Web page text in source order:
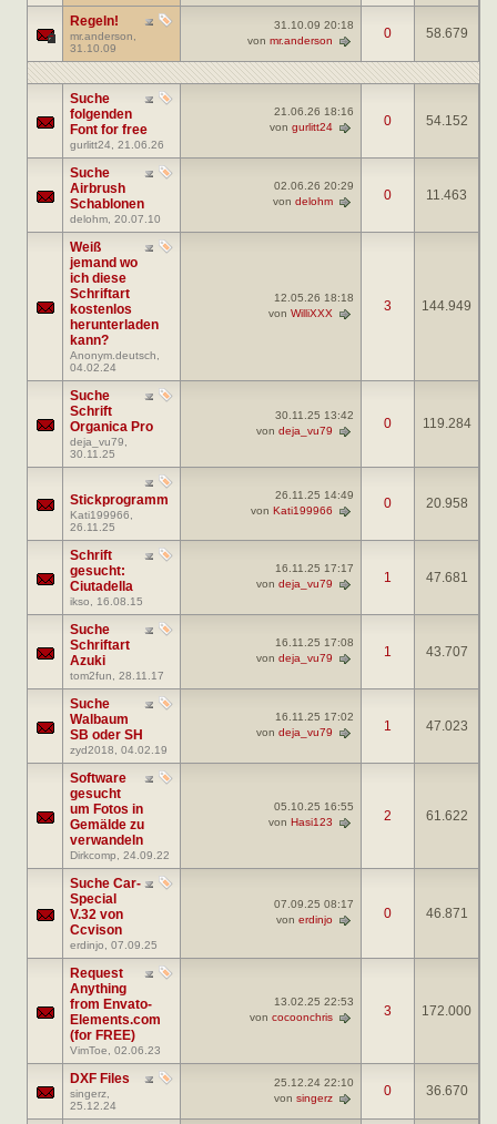
Regeln!
mr.anderson
31.10.09
31.10.09 20:18
von mr.anderson 0 58.679
Suche
folgenden
Font for free
gurlitt24 , 21.06.26
21.06.26 18:16
von gurlitt24 0 54.152
Suche
Airbrush
Schablonen
delohm , 20.07.10
02.06.26 20:29
von delohm 0 11.463
Weiß
jemand wo
ich diese
Schriftart
kostenlos
herunterladen
kann?
Anonym.deutsch
04.02.24
12.05.26 18:18
von WilliXXX 3 144.949
Suche
Schrift
Organica Pro
deja_vu79
30.11.25
30.11.25 13:42
von deja_vu79 0 119.284
Stickprogramm
Kati199966
26.11.25
26.11.25 14:49
von Kati199966 0 20.958
Schrift
gesucht:
Ciutadella
ikso , 16.08.15
16.11.25 17:17
von deja_vu79 1 47.681
Suche
Schriftart
Azuki
tom2fun , 28.11.17
16.11.25 17:08
von deja_vu79 1 43.707
Suche
Walbaum
SB oder SH
zyd2018 , 04.02.19
16.11.25 17:02
von deja_vu79 1 47.023
Software
gesucht
um Fotos in
Gemälde zu
verwandeln
Dirkcomp , 24.09.22
05.10.25 16:55
von Hasi123 2 61.622
Suche Car-
Special
V.32 von
Ccvison
erdinjo , 07.09.25
07.09.25 08:17
von erdinjo 0 46.871
Request
Anything
from Envato-
Elements.com
(for FREE)
VimToe , 02.06.23
13.02.25 22:53
von cocoonchris 3 172.000
DXF Files
singerz
25.12.24
25.12.24 22:10
von singerz 0 36.670